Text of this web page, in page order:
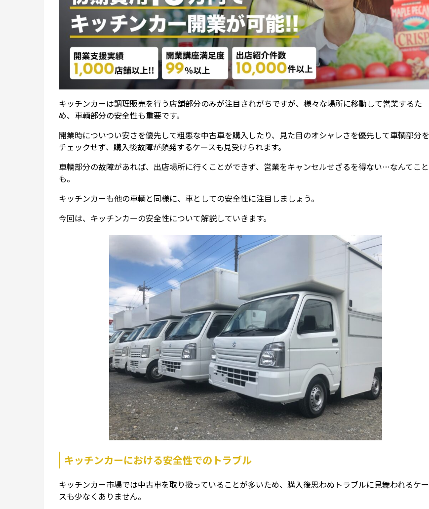
キッチンカーは調理販売を行う店舗部分のみが注目されがちですが、様々な場所に移動して営業するた
め、車輌部分の安全性も重要です。
開業時についつい安さを優先して粗悪な中古車を購入したり、見た目のオシャレさを優先して車輌部分を
チェックせず、購入後故障が頻発するケースも見受けられます。
車輌部分の故障があれば、出店場所に行くことができず、営業をキャンセルせざるを得ない…なんてこと
も。
キッチンカーも他の車輌と同様に、車としての安全性に注目しましょう。
今回は、キッチンカーの安全性について解説していきます。
キッチンカーにおける安全性でのトラブル
キッチンカー市場では中古車を取り扱っていることが多いため、購入後思わぬトラブルに見舞われるケー
スも少なくありません。